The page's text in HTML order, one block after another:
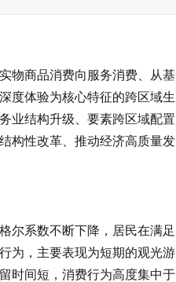
物商品消费向服务消费、从基
度体验为核心特征的跨区域生
业结构升级、要素跨区域配置
构性改革、推动经济高质量发
尔系数不断下降，居民在满足
为，主要表现为短期的观光游
时间短，消费行为高度集中于